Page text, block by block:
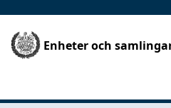
Enheter och